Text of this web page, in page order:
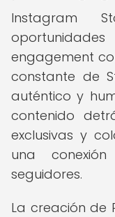
Instagram
engagement
constante de
auténtico y
contenido
exclusivas y
una
seguidores.
La creación de